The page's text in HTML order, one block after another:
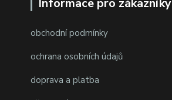
Informace pro zákazníky
obchodní podmínky
ochrana osobních údajů
doprava a platba